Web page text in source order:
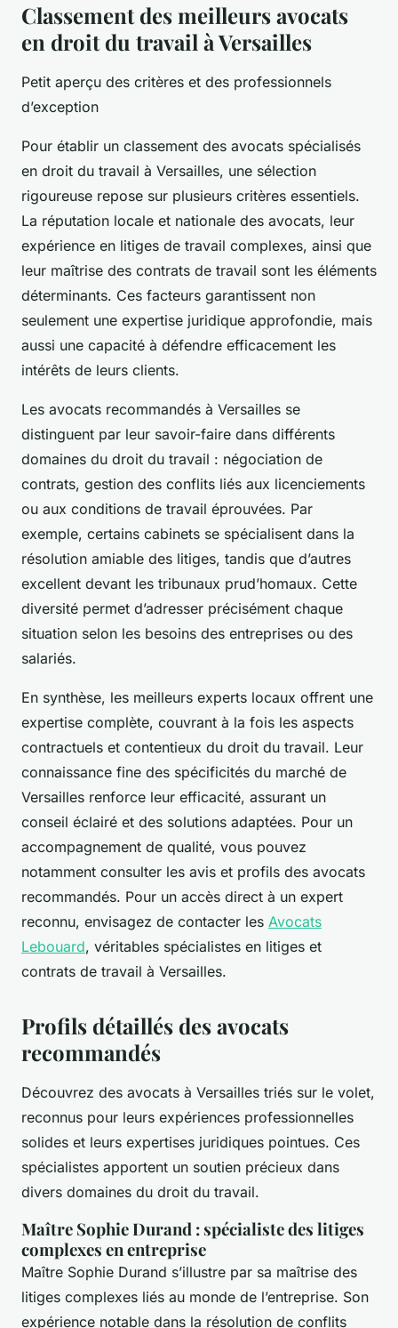
Classement des meilleurs avocats
en droit du travail à Versailles
Petit aperçu des critères et des professionnels
d’exception
Pour établir un classement des avocats spécialisés
en droit du travail à Versailles, une sélection
rigoureuse repose sur plusieurs critères essentiels.
La réputation locale et nationale des avocats, leur
expérience en litiges de travail complexes, ainsi que
leur maîtrise des contrats de travail sont les éléments
déterminants. Ces facteurs garantissent non
seulement une expertise juridique approfondie, mais
aussi une capacité à défendre efficacement les
intérêts de leurs clients.
Les avocats recommandés à Versailles se
distinguent par leur savoir-faire dans différents
domaines du droit du travail : négociation de
contrats, gestion des conflits liés aux licenciements
ou aux conditions de travail éprouvées. Par
exemple, certains cabinets se spécialisent dans la
résolution amiable des litiges, tandis que d’autres
excellent devant les tribunaux prud’homaux. Cette
diversité permet d’adresser précisément chaque
situation selon les besoins des entreprises ou des
salariés.
En synthèse, les meilleurs experts locaux offrent une
expertise complète, couvrant à la fois les aspects
contractuels et contentieux du droit du travail. Leur
connaissance fine des spécificités du marché de
Versailles renforce leur efficacité, assurant un
conseil éclairé et des solutions adaptées. Pour un
accompagnement de qualité, vous pouvez
notamment consulter les avis et profils des avocats
recommandés. Pour un accès direct à un expert
reconnu, envisagez de contacter les Avocats
Lebouard, véritables spécialistes en litiges et
contrats de travail à Versailles.
Profils détaillés des avocats
recommandés
Découvrez des avocats à Versailles triés sur le volet,
reconnus pour leurs expériences professionnelles
solides et leurs expertises juridiques pointues. Ces
spécialistes apportent un soutien précieux dans
divers domaines du droit du travail.
Maître Sophie Durand : spécialiste des litiges
complexes en entreprise
Maître Sophie Durand s’illustre par sa maîtrise des
litiges complexes liés au monde de l’entreprise. Son
expérience notable dans la résolution de conflits